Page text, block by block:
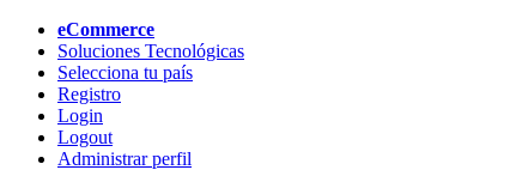
eCommerce
Soluciones Tecnológicas
Selecciona tu país
Registro
Login
Logout
Administrar perfil